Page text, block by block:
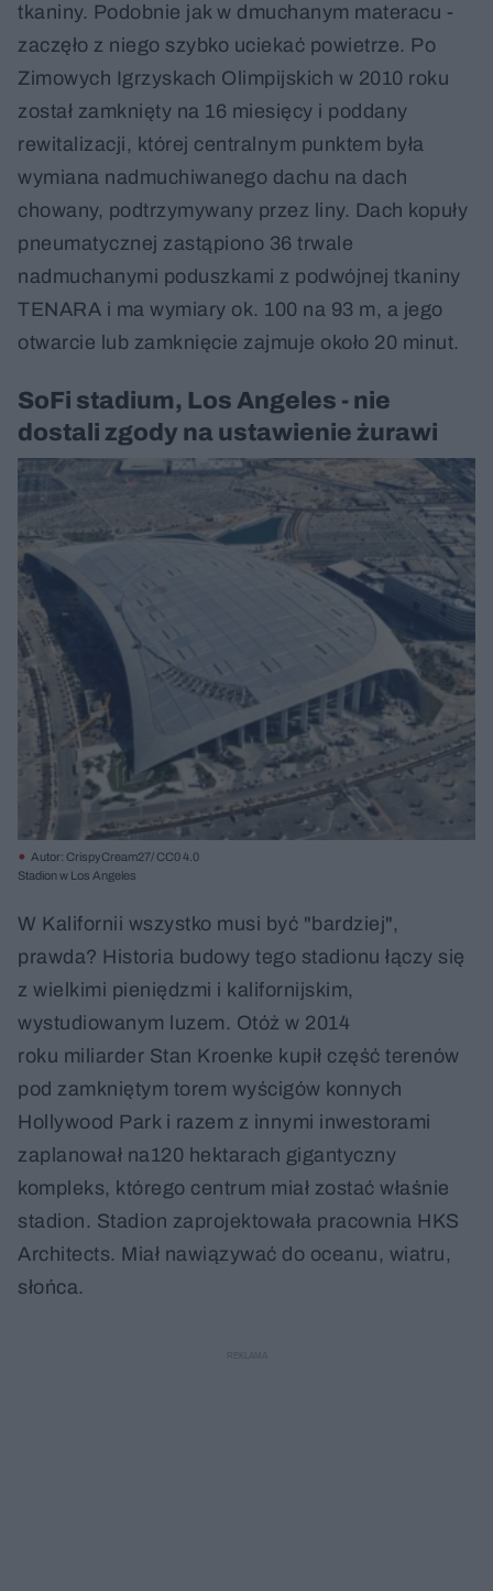
tkaniny. Podobnie jak w dmuchanym materacu -
zaczęło z niego szybko uciekać powietrze. Po
Zimowych Igrzyskach Olimpijskich w 2010 roku
został zamknięty na 16 miesięcy i poddany
rewitalizacji, której centralnym punktem była
wymiana nadmuchiwanego dachu na dach
chowany, podtrzymywany przez liny. Dach kopuły
pneumatycznej zastąpiono 36 trwale
nadmuchanymi poduszkami z podwójnej tkaniny
TENARA i ma wymiary ok. 100 na 93 m, a jego
otwarcie lub zamknięcie zajmuje około 20 minut.
SoFi stadium, Los Angeles - nie
dostali zgody na ustawienie żurawi
Autor: CrispyCream27/ CC0 4.0
Stadion w Los Angeles
W Kalifornii wszystko musi być "bardziej",
prawda? Historia budowy tego stadionu łączy się
z wielkimi pieniędzmi i kalifornijskim,
wystudiowanym luzem. Otóż w 2014
roku miliarder Stan Kroenke kupił część terenów
pod zamkniętym torem wyścigów konnych
Hollywood Park i razem z innymi inwestorami
zaplanował na120 hektarach gigantyczny
kompleks, którego centrum miał zostać właśnie
stadion. Stadion zaprojektowała pracownia HKS
Architects. Miał nawiązywać do oceanu, wiatru,
słońca.